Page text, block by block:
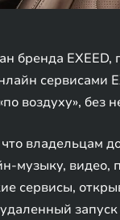
бренда EXEED,
воздуху»,
что владельцам
музыку, видео,
сервисы,